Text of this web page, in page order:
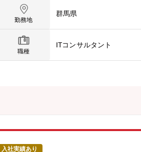
営基盤が特徴です。9期連続増益と成長を続
勤務地
群馬県
職種
ITコンサルタント
入社実績あり